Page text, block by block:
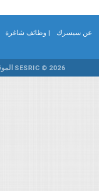
سيسرك | وظائف شاغرة
SESRIC © 2026 الموقع من تصميم دائرة تقنية المعلومات لسيسرك